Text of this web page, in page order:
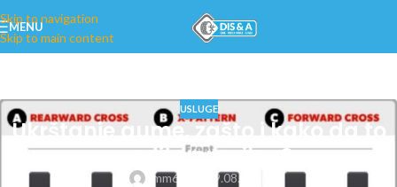
Skip to navigation
Skip to main content
MENU
USLUGE
Ukrštanje gume, zašto i kako da to
uradite pravilno?
nmm6g On 09.08.2020